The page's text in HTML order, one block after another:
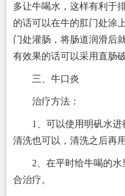
多让牛喝水，这样有利于
的话可以在牛的肛门处涂
门处灌肠，将肠道润滑后
有效果的话可以采用直肠破
三、牛口炎
治疗方法：
1、可以使用明矾水进
清洗也可以，清洗之后再
2、在平时给牛喝的水
合治疗。